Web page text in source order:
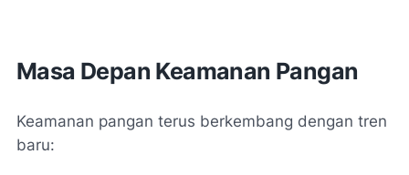
Masa Depan Keamanan Pangan
Keamanan pangan terus berkembang dengan tren
baru: